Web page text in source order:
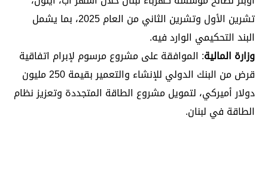
تشرين الأول وتشرين الثاني من العام 2025، بما يشمل
البند التحكيمي الوارد فيه.
وزارة المالية: الموافقة على مشروع مرسوم لإبرام اتفاقية
قرض من البنك الدولي للإنشاء والتعمير بقيمة 250 مليون
دولار أميركي، لتمويل مشروع الطاقة المتجددة وتعزيز نظام
الطاقة في لبنان.